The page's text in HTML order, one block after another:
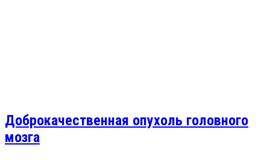
Доброкачественная опухоль головного
мозга